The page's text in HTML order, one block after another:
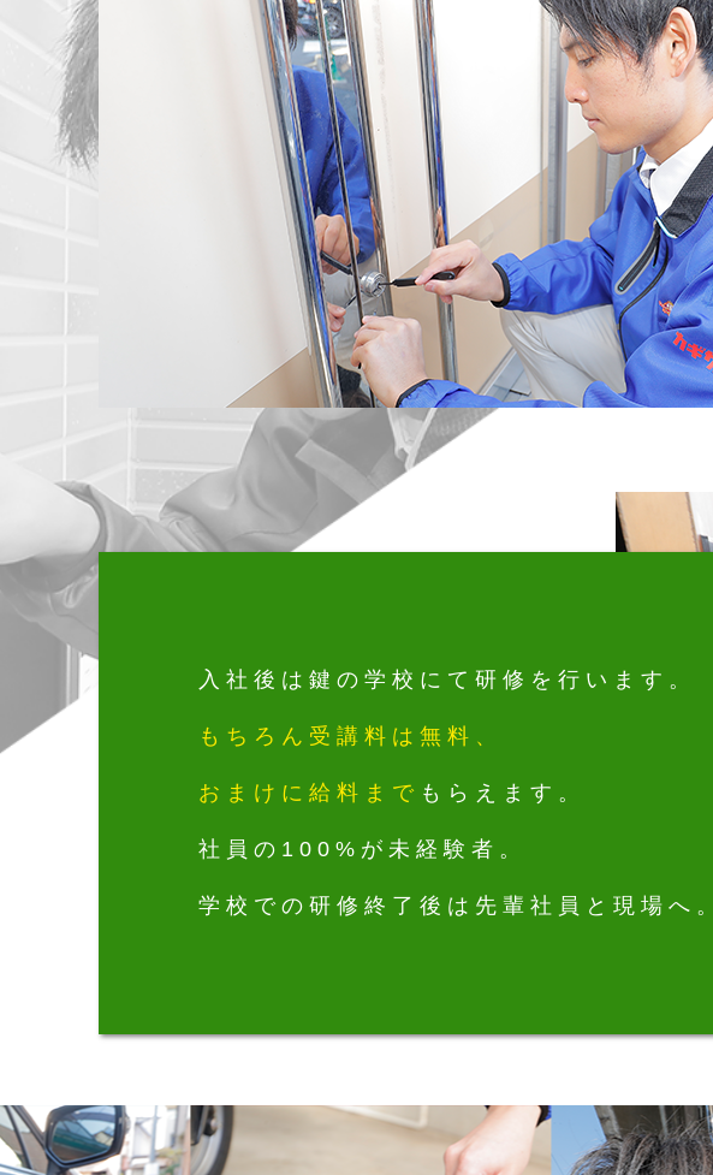
入社後は鍵の学校にて研修を行います。
もちろん受講料は無料、
おまけに給料まで もらえます。
社員の100%が未経験者。
学校での研修終了後は先輩社員と現場へ。